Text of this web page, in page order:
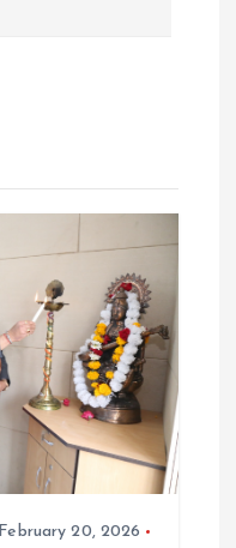
February 20, 2026